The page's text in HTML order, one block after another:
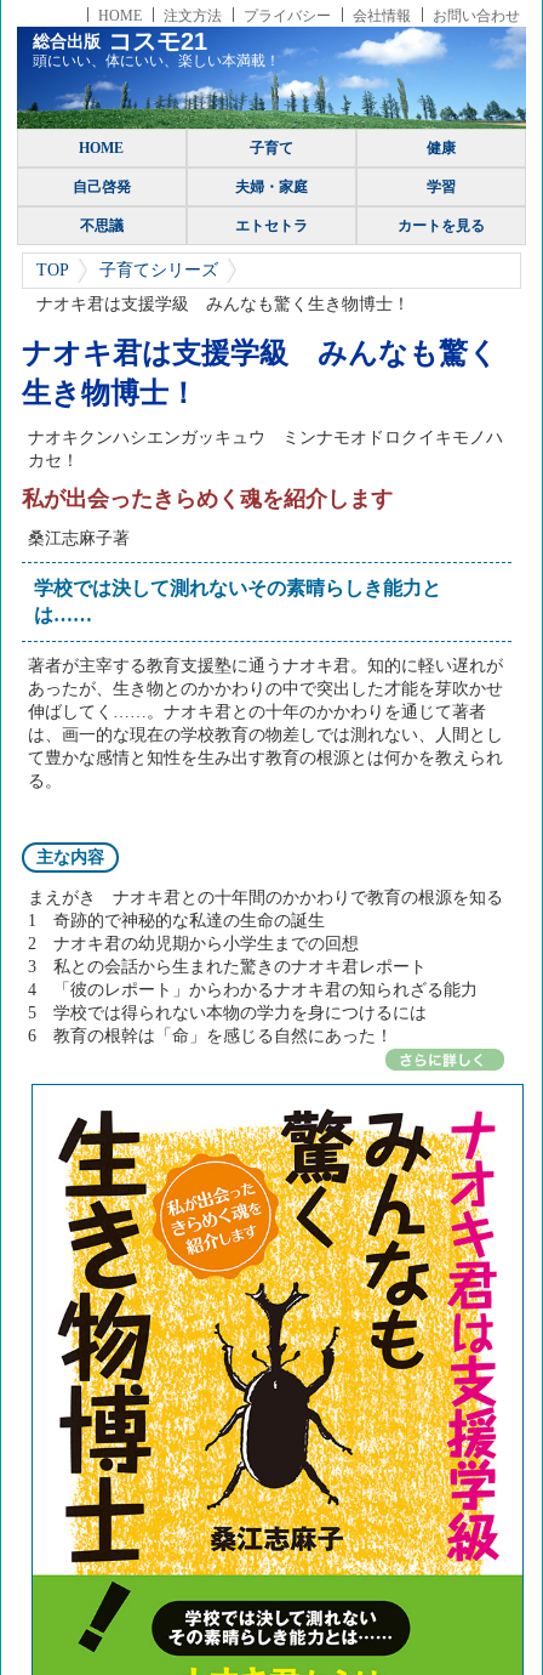
HOME 注文方法 プライバシー 会社情報 お問い合わせ
総合出版コスモ21
頭にいい、体にいい、楽しい本満載！
HOME 子育て 健康
自己啓発 夫婦・家庭 学習
不思議 エトセトラ カートを見る
TOP
子育てシリーズ
ナオキ君は支援学級 みんなも驚く生き物博士！
ナオキ君は支援学級 みんなも驚く
生き物博士！
ナオキクンハシエンガッキュウ ミンナモオドロクイキモノハ
カセ！
私が出会ったきらめく魂を紹介します
桑江志麻子著
学校では決して測れないその素晴らしき能力と
は……
著者が主宰する教育支援塾に通うナオキ君。知的に軽い遅れが
あったが、生き物とのかかわりの中で突出した才能を芽吹かせ
伸ばしてく……。ナオキ君との十年のかかわりを通じて著者
は、画一的な現在の学校教育の物差しでは測れない、人間とし
て豊かな感情と知性を生み出す教育の根源とは何かを教えられ
る。
主な内容
まえがき ナオキ君との十年間のかかわりで教育の根源を知る
1 奇跡的で神秘的な私達の生命の誕生
2 ナオキ君の幼児期から小学生までの回想
3 私との会話から生まれた驚きのナオキ君レポート
4 「彼のレポート」からわかるナオキ君の知られざる能力
5 学校では得られない本物の学力を身につけるには
6 教育の根幹は「命」を感じる自然にあった！